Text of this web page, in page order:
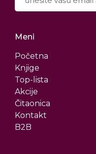
Meni
Početna
Knjige
Top-lista
Akcije
Čitaonica
Kontakt
B2B